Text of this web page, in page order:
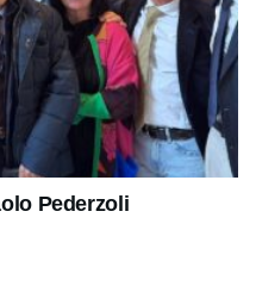
Pederzoli